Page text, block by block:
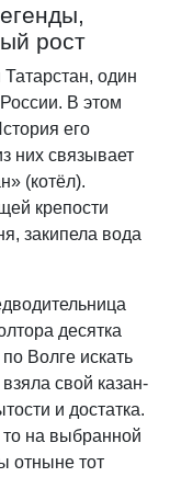
рост
один
В этом
его
них связывает
(котёл).
крепости
закипела вода
десятка
Волге искать
свой казан-
и достатка.
то на выбранной
отныне тот